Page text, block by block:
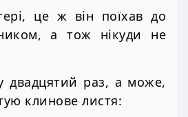
це ж він поїхав до
а тож нікуди не
двадцятий раз, а може,
клинове листя: